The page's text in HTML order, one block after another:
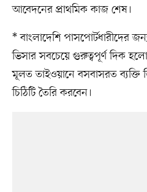
আবেদনের প্রাথমিক কাজ শেষ।
* বাংলাদেশি পাসপোর্টধারীদের
ভিসার সবচেয়ে গুরুত্বপূর্ণ দিক হলো
মূলত তাইওয়ানে বসবাসরত ব্যক্তি
চিঠিটি তৈরি করবেন।